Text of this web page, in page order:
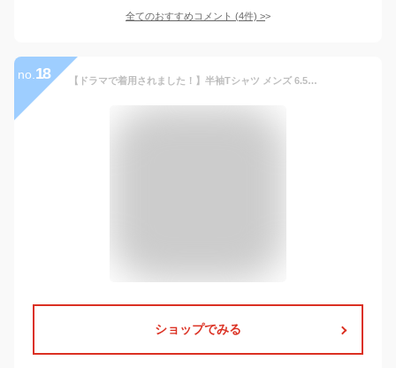
全てのおすすめコメント (4件) >
no. 18 【ドラマで着用されました！】半袖Tシャツ メンズ 6.5オンス コットン ワンポイント 刺繍 Tシャツ ブラック 黒 ホワイト 白 ピンク グリーン カーキ ブルー 青 IN-1114S tシャツ トップス 半袖 夏 ロゴ 綿 アメカジ 無地 インクルーシブ In’crewsive|slz|
ショップでみる